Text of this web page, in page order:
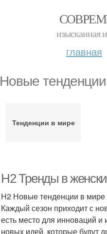
изысканная
главная
Новые тенденции
Тенденции в мире
H2 Тренды в
H2 Новые тенденции в мире
Каждый сезон приходит с
есть место для инноваций
новых идей, которые будут